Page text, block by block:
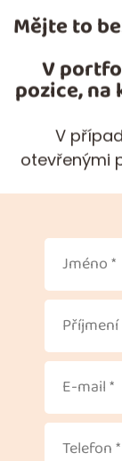
Mějte to
V
pozice,
V
otevřenými